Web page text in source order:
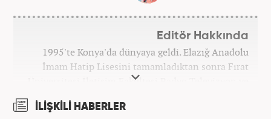
Editör Hakkında
1995'te Konya'da dünyaya geldi. Elazığ Anadolu
İmam Hatip Lisesini tamamladıktan sonra Fırat
Üniversitesi İletişim Fakültesi Radyo Televizyon ve
Ardından Fırat Üniversitesi Sosyal Bilimler
İLİŞKİLİ HABERLER